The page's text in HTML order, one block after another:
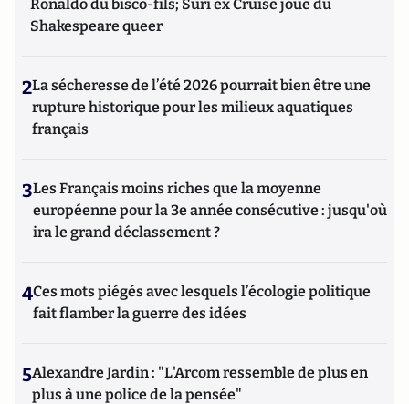
Ronaldo du bisco-fils; Suri ex Cruise joue du
Shakespeare queer
2La sécheresse de l’été 2026 pourrait bien être une
rupture historique pour les milieux aquatiques
français
3Les Français moins riches que la moyenne
européenne pour la 3e année consécutive : jusqu'où
ira le grand déclassement ?
4Ces mots piégés avec lesquels l’écologie politique
fait flamber la guerre des idées
5Alexandre Jardin : "L'Arcom ressemble de plus en
plus à une police de la pensée"